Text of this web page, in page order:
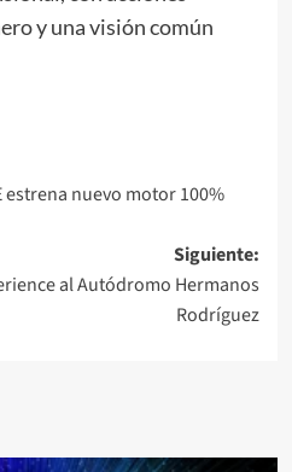
y una visión común
estrena nuevo motor 100%
Siguiente:
al Autódromo Hermanos
Rodríguez